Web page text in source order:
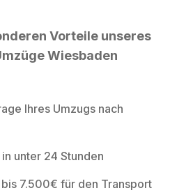
Vorteile unseres
Wiesbaden
Ihres Umzugs nach
unter 24 Stunden
7.500€ für den Transport